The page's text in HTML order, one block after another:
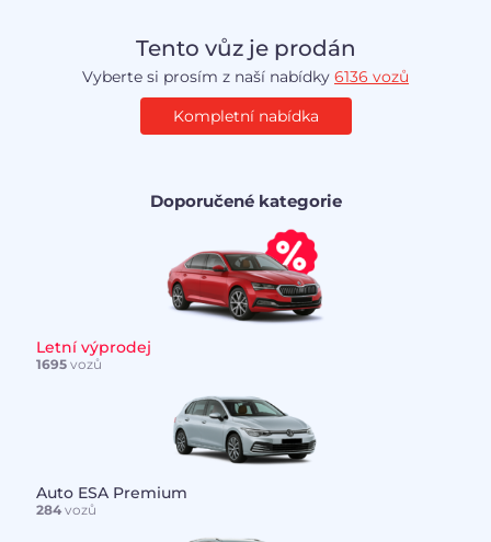
Tento vůz je prodán
Vyberte si prosím z naší nabídky 6136 vozů
Kompletní nabídka
Doporučené kategorie
Letní výprodej
1695vozů
Auto ESA Premium
284vozů